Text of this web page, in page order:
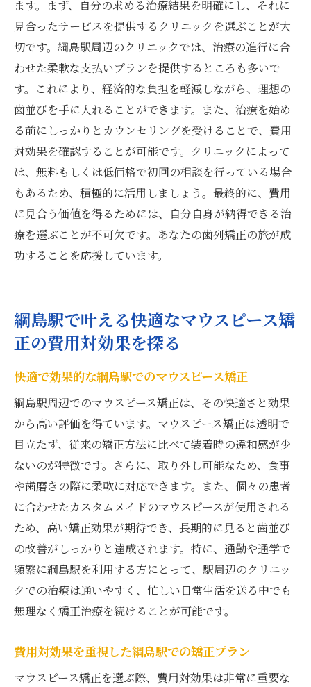
ます。まず、自分の求める治療結果を明確にし、それに
見合ったサービスを提供するクリニックを選ぶことが大
切です。綱島駅周辺のクリニックでは、治療の進行に合
わせた柔軟な支払いプランを提供するところも多いで
す。これにより、経済的な負担を軽減しながら、理想の
歯並びを手に入れることができます。また、治療を始め
る前にしっかりとカウンセリングを受けることで、費用
対効果を確認することが可能です。クリニックによって
は、無料もしくは低価格で初回の相談を行っている場合
もあるため、積極的に活用しましょう。最終的に、費用
に見合う価値を得るためには、自分自身が納得できる治
療を選ぶことが不可欠です。あなたの歯列矯正の旅が成
功することを応援しています。
綱島駅で叶える快適なマウスピース矯
正の費用対効果を探る
快適で効果的な綱島駅でのマウスピース矯正
綱島駅周辺でのマウスピース矯正は、その快適さと効果
から高い評価を得ています。マウスピース矯正は透明で
目立たず、従来の矯正方法に比べて装着時の違和感が少
ないのが特徴です。さらに、取り外し可能なため、食事
や歯磨きの際に柔軟に対応できます。また、個々の患者
に合わせたカスタムメイドのマウスピースが使用される
ため、高い矯正効果が期待でき、長期的に見ると歯並び
の改善がしっかりと達成されます。特に、通勤や通学で
頻繁に綱島駅を利用する方にとって、駅周辺のクリニッ
クでの治療は通いやすく、忙しい日常生活を送る中でも
無理なく矯正治療を続けることが可能です。
費用対効果を重視した綱島駅での矯正プラン
マウスピース矯正を選ぶ際、費用対効果は非常に重要な